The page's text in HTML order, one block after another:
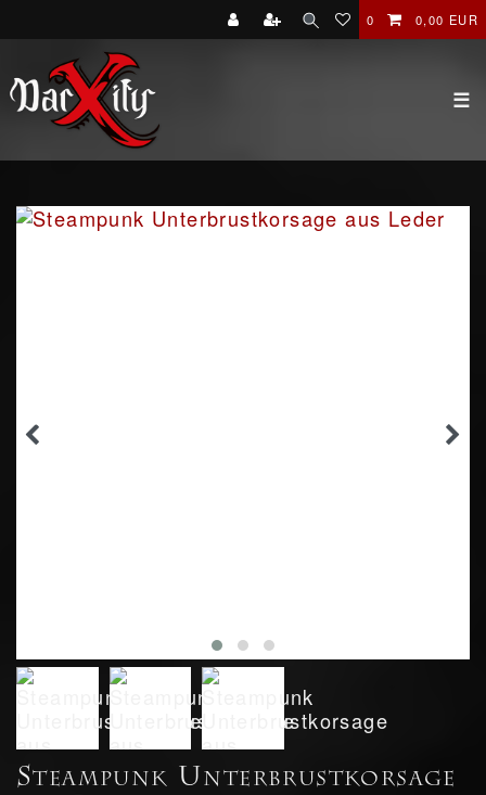
0 0,00 EUR
☰
Steampunk Unterbrustkorsage